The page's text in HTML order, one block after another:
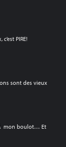
PIRE!
sont des vieux
Ã mon boulot… Et